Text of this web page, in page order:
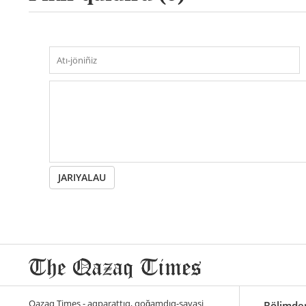
JARIYALAU
Qazaq Times - aqparattıq, qoğamdıq-sayasi